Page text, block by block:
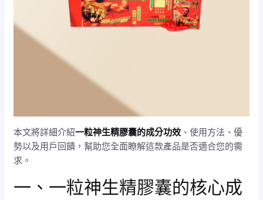
本文將詳細介紹一粒神生精膠囊的成分功效 、使用方法、優
勢以及用戶回饋，幫助您全面瞭解這款產品是否適合您的需
求。
一、一粒神生精膠囊的核心成